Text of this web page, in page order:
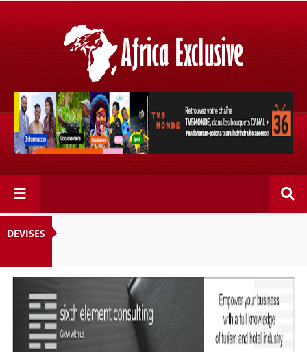
Retrouvez votre chaîne @TV5MONDE, dans les bouquets
CANAL+ 36 . Fandaharam-potoana tsara indrindra ho
anareo!
DEVISES